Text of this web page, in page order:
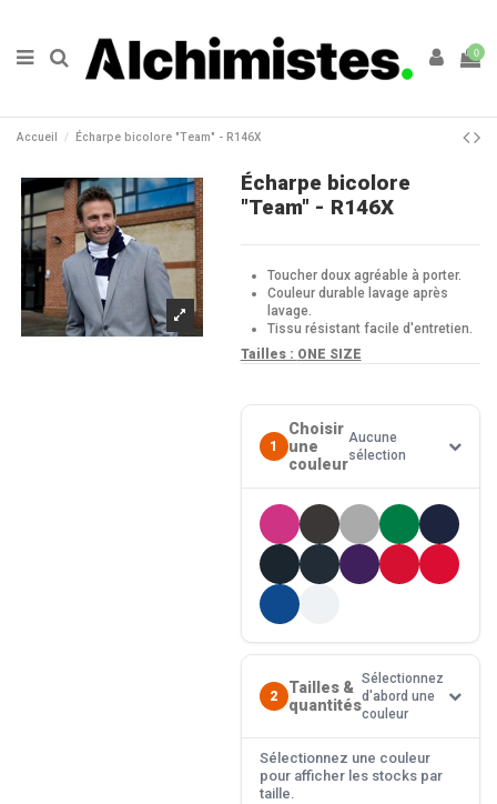
0
Accueil Écharpe bicolore "Team" - R146X
Écharpe bicolore
"Team" - R146X
Toucher doux agréable à porter.
Couleur durable lavage après
lavage.
Tissu résistant facile d'entretien.
Tailles : ONE SIZE
1
Choisir
une
couleur
Aucune
sélection
2
Tailles &
quantités
Sélectionnez
d'abord une
couleur
Sélectionnez une couleur
pour afficher les stocks par
taille.